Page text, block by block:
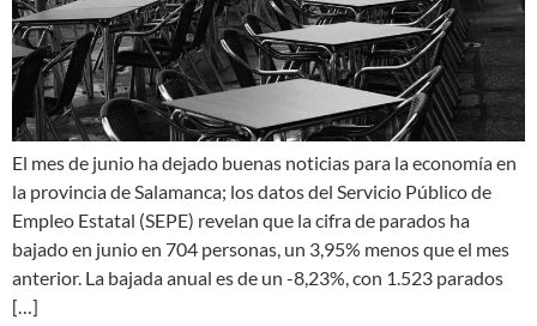
El mes de junio ha dejado buenas noticias para la economía en
la provincia de Salamanca; los datos del Servicio Público de
Empleo Estatal (SEPE) revelan que la cifra de parados ha
bajado en junio en 704 personas, un 3,95% menos que el mes
anterior. La bajada anual es de un -8,23%, con 1.523 parados
[…]